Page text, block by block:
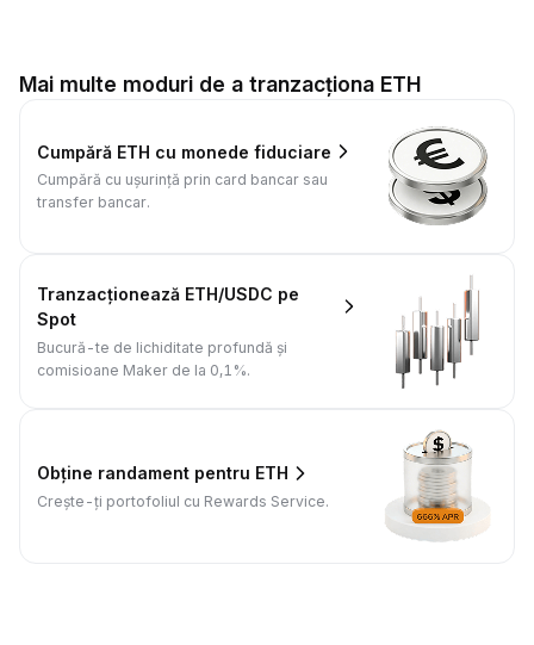
Mai multe moduri de a tranzacționa ETH
Cumpără ETH cu monede fiduciare
Cumpără cu ușurință prin card bancar sau
transfer bancar.
Tranzacționează ETH/USDC pe
Spot
Bucură-te de lichiditate profundă și
comisioane Maker de la 0,1%.
Obține randament pentru ETH
Crește-ți portofoliul cu Rewards Service.